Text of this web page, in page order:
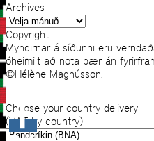
Archives
Archives
Copyright
Myndirnar á síðunni eru
óheimilt að nota þær án
©Hélène Magnússon.
Choose your country delivery
(VAT by country)